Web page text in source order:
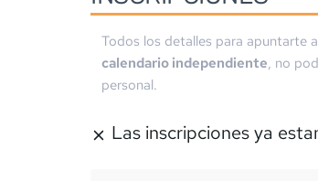
Todos los detalles para apuntarte
calendario independiente, no
personal.
Las inscripciones ya